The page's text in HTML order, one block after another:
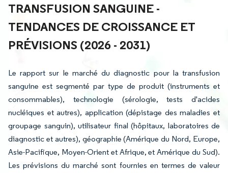
TRANSFUSION SANGUINE -
TENDANCES DE CROISSANCE ET
PRÉVISIONS (2026 - 2031)
Le rapport sur le marché du diagnostic pour la transfusion
sanguine est segmenté par type de produit (instruments et
consommables), technologie (sérologie, tests d'acides
nucléiques et autres), application (dépistage des maladies et
groupage sanguin), utilisateur final (hôpitaux, laboratoires de
diagnostic et autres), géographie (Amérique du Nord, Europe,
Asie-Pacifique, Moyen-Orient et Afrique, et Amérique du Sud).
Les prévisions du marché sont fournies en termes de valeur